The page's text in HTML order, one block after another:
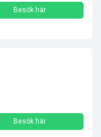
Besök här
Besök här